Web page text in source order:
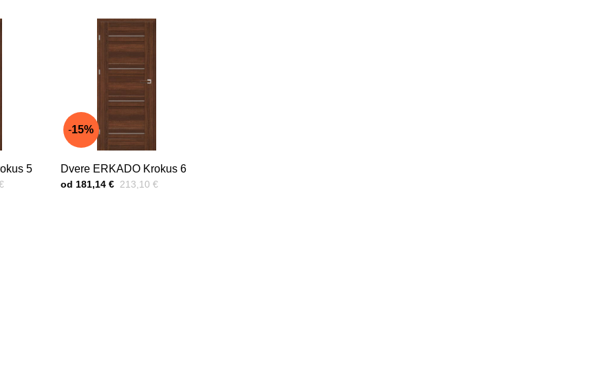
5 Dvere ERKADO Krokus 6
Cena s DPH
od 181,14 € Pred zľavou:
213,10 €
15%